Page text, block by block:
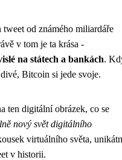
tweet od známého miliardáře
v tom je ta krása -
na státech a bankách.
Bitcoin si jede svoje.
ten digitální obrázek, co se
nový svět digitálního
virtuálního světa,
v historii.